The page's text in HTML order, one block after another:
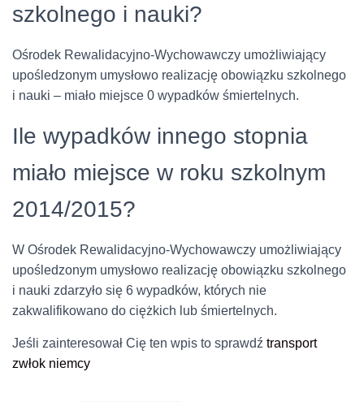
szkolnego i nauki?
Ośrodek Rewalidacyjno-Wychowawczy umożliwiający
upośledzonym umysłowo realizację obowiązku szkolnego
i nauki – miało miejsce 0 wypadków śmiertelnych.
Ile wypadków innego stopnia
miało miejsce w roku szkolnym
2014/2015?
W Ośrodek Rewalidacyjno-Wychowawczy umożliwiający
upośledzonym umysłowo realizację obowiązku szkolnego
i nauki zdarzyło się 6 wypadków, których nie
zakwalifikowano do ciężkich lub śmiertelnych.
Jeśli zainteresował Cię ten wpis to sprawdź transport
zwłok niemcy